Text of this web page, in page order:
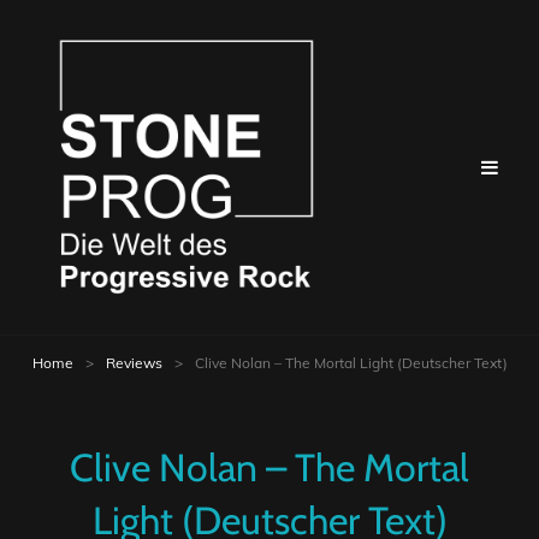
Home > Reviews > Clive Nolan – The Mortal Light (Deutscher Text)
Clive Nolan – The Mortal
Light (Deutscher Text)